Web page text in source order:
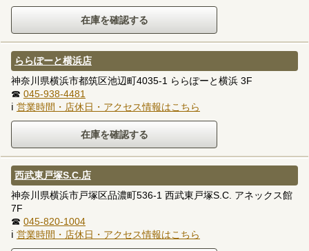
ららぽーと横浜店
神奈川県横浜市都筑区池辺町4035-1 ららぽーと横浜 3F
☎ 045-938-4481
ℹ 営業時間・店休日・アクセス情報はこちら
西武東戸塚S.C.店
神奈川県横浜市戸塚区品濃町536-1 西武東戸塚S.C. アネックス館
7F
☎ 045-820-1004
ℹ 営業時間・店休日・アクセス情報はこちら